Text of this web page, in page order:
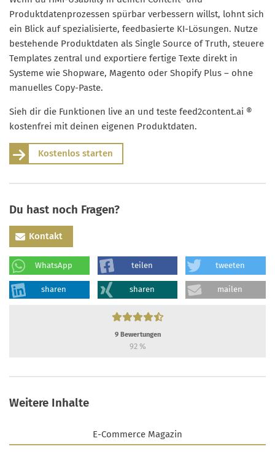
Produktdatenprozessen spürbar verbessern willst, lohnt sich
ein Blick auf spezialisierte, feedbasierte KI-Lösungen. Nutze
bestehende Produktdaten als Single Source of Truth, steuere
Templates zentral und exportiere fertige Texte direkt in
Systeme wie Shopware, Magento oder Shopify Plus – ohne
manuelles Copy-Paste.
Sieh dir die Funktionen live an und teste feed2content.ai ®
kostenfrei mit deinen eigenen Produktdaten.
Kostenlos starten
Du hast noch Fragen?
Kontakt
WhatsApp teilen tweeten
sharen sharen mailen
9Bewertungen
92%
Weitere Inhalte
E-Commerce Magazin